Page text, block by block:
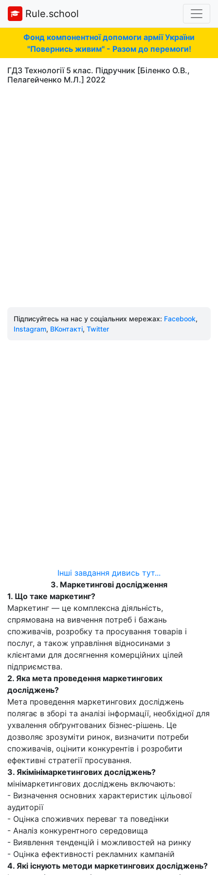
Rule.school
Фонд компонентної допомоги армії України
"Повернись живим" - Разом до перемоги!
ГДЗ Технології 5 клас. Підручник [Біленко О.В.,
Пелагейченко М.Л.] 2022
Підписуйтесь на нас у соціальних мережах: Facebook,
Instagram, ВКонтакті, Twitter
Інші завдання дивись тут...
3. Маркетингові дослідження
1. Що таке маркетинг?
Маркетинг — це комплексна діяльність,
спрямована на вивчення потреб і бажань
споживачів, розробку та просування товарів і
послуг, а також управління відносинами з
клієнтами для досягнення комерційних цілей
підприємства.
2. Яка мета проведення маркетингових
досліджень?
Мета проведення маркетингових досліджень
полягає в зборі та аналізі інформації, необхідної для
ухвалення обґрунтованих бізнес-рішень. Це
дозволяє зрозуміти ринок, визначити потреби
споживачів, оцінити конкурентів і розробити
ефективні стратегії просування.
3. Якімінімаркетингових досліджень?
мінімаркетингових досліджень включають:
- Визначення основних характеристик цільової
аудиторії
- Оцінка споживчих переваг та поведінки
- Аналіз конкурентного середовища
- Виявлення тенденцій і можливостей на ринку
- Оцінка ефективності рекламних кампаній
4. Які існують методи маркетингових досліджень?